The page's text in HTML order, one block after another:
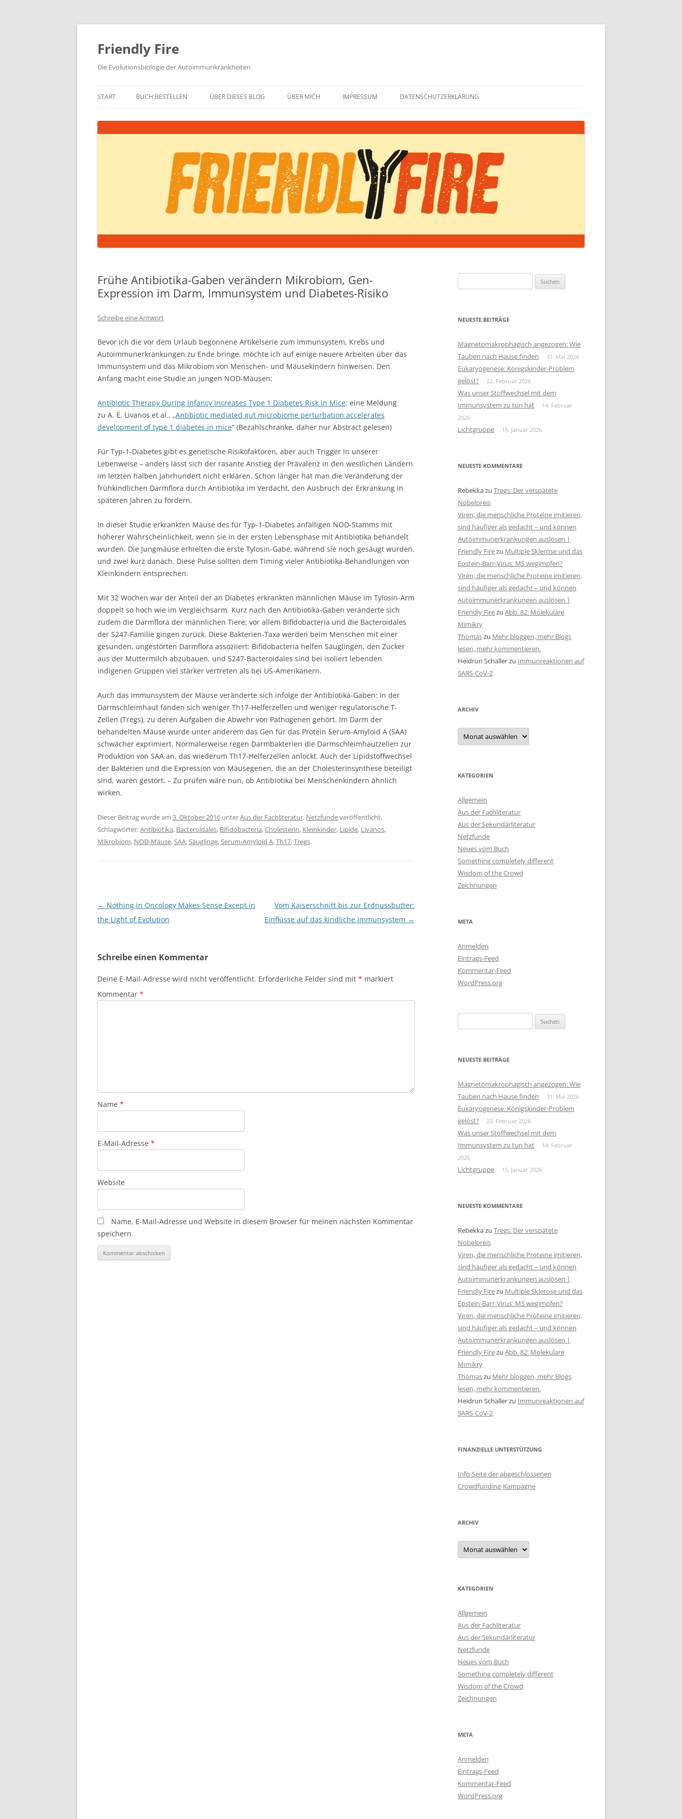
Zum
springen
Friendly Fire
Die Evolutionsbiologie der Autoimmunkrankheiten
START BUCH BESTELLEN ÜBER DIESES BLOG ÜBER MICH IMPRESSUM DATENSCHUTZERKLÄRUNG
Frühe Antibiotika-Gaben verändern Mikrobiom, Gen-
Expression im Darm, Immunsystem und Diabetes-Risiko
Schreibe eine Antwort
Bevor ich die vor dem Urlaub begonnene Artikelserie zum Immunsystem, Krebs und
Autoimmunerkrankungen zu Ende bringe, möchte ich auf einige neuere Arbeiten über das
Immunsystem und das Mikrobiom von Menschen- und Mäusekindern hinweisen. Den
Anfang macht eine Studie an jungen NOD-Mäusen:
Antibiotic Therapy During Infancy Increases Type 1 Diabetes Risk in Mice: eine Meldung
zu A. E. Livanos et al., „Antibiotic mediated gut microbiome perturbation accelerates
development of type 1 diabetes in mice“ (Bezahlschranke, daher nur Abstract gelesen)
Für Typ-1-Diabetes gibt es genetische Risikofaktoren, aber auch Trigger in unserer
Lebenweise – anders lässt sich der rasante Anstieg der Prävalenz in den westlichen Ländern
im letzten halben Jahrhundert nicht erklären. Schon länger hat man die Veränderung der
frühkindlichen Darmflora durch Antibiotika im Verdacht, den Ausbruch der Erkrankung in
späteren Jahren zu fördern.
In dieser Studie erkrankten Mäuse des für Typ-1-Diabetes anfälligen NOD-Stamms mit
höherer Wahrscheinlichkeit, wenn sie in der ersten Lebensphase mit Antibiotika behandelt
wurden. Die Jungmäuse erhielten die erste Tylosin-Gabe, während sie noch gesäugt wurden,
und zwei kurz danach. Diese Pulse sollten dem Timing vieler Antibiotika-Behandlungen von
Kleinkindern entsprechen.
Mit 32 Wochen war der Anteil der an Diabetes erkrankten männlichen Mäuse im Tylosin-Arm
doppelt so hoch wie im Vergleichsarm. Kurz nach den Antibiotika-Gaben veränderte sich
zudem die Darmflora der männlichen Tiere; vor allem Bifidobacteria und die Bacteroidales
der S247-Familie gingen zurück. Diese Bakterien-Taxa werden beim Menschen mit einer
gesunden, ungestörten Darmflora assoziiert: Bifidobacteria helfen Säuglingen, den Zucker
aus der Muttermilch abzubauen, und S247-Bacteroidales sind bei isoliert lebenden
indigenen Gruppen viel stärker vertreten als bei US-Amerikanern.
Auch das Immunsystem der Mäuse veränderte sich infolge der Antibiotika-Gaben: In der
Darmschleimhaut fanden sich weniger Th17-Helferzellen und weniger regulatorische T-
Zellen (Tregs), zu deren Aufgaben die Abwehr von Pathogenen gehört. Im Darm der
behandelten Mäuse wurde unter anderem das Gen für das Protein Serum-Amyloid A (SAA)
schwächer exprimiert. Normalerweise regen Darmbakterien die Darmschleimhautzellen zur
Produktion von SAA an, das wiederum Th17-Helferzellen anlockt. Auch der Lipidstoffwechsel
der Bakterien und die Expression von Mäusegenen, die an der Cholesterinsynthese beteiligt
sind, waren gestört. – Zu prüfen wäre nun, ob Antibiotika bei Menschenkindern ähnlich
wirken.
Dieser Beitrag wurde am 3. Oktober 2016 unterAus der Fachliteratur, Netzfundeveröffentlicht.
Schlagwörter:Antibiotika, Bacteroidales, Bifidobacteria,Cholesterin, Kleinkinder, Lipide, Livanos,
Mikrobiom, NOD-Mäuse,SAA,Säuglinge,Serum-Amyloid A,Th17,Tregs.
Beitragsnavigation
← Nothing in Oncology Makes Sense Except in
the Light of Evolution
Vom Kaiserschnitt bis zur Erdnussbutter:
Einflüsse auf das kindliche Immunsystem →
Schreibe einen Kommentar
Deine E-Mail-Adresse wird nicht veröffentlicht. Erforderliche Felder sind mit * markiert
Kommentar *
Name *
E-Mail-Adresse *
Website
Name, E-Mail-Adresse und Website in diesem Browser für meinen nächsten Kommentar
speichern.
nach:
NEUESTE BEITRÄGE
Magnetomakrophagisch angezogen: Wie
Tauben nach Hause finden
31. Mai 2026
Eukaryogenese: Königskinder-Problem
gelöst?
22. Februar 2026
Was unser Stoffwechsel mit dem
Immunsystem zu tun hat
14. Februar
2026
Lichtgruppe 15. Januar 2026
NEUESTE KOMMENTARE
Rebekkazu Tregs: Der verspätete
Nobelpreis
Viren, die menschliche Proteine imitieren,
sind häufiger als gedacht – und können
Autoimmunerkrankungen auslösen |
Friendly Firezu Multiple Sklerose und das
Epstein-Barr-Virus: MS wegimpfen?
Viren, die menschliche Proteine imitieren,
sind häufiger als gedacht – und können
Autoimmunerkrankungen auslösen |
Friendly Firezu Abb. 82: Molekulare
Mimikry
Thomaszu Mehr bloggen, mehr Blogs
lesen, mehr kommentieren.
Heidrun Schallerzu Immunreaktionen auf
SARS-CoV-2
ARCHIV
Archiv
KATEGORIEN
Allgemein
Aus der Fachliteratur
Aus der Sekundärliteratur
Netzfunde
Neues vom Buch
Something completely different
Wisdom of the Crowd
Zeichnungen
META
Anmelden
Eintrags-Feed
Kommentar-Feed
WordPress.org
nach:
NEUESTE BEITRÄGE
Magnetomakrophagisch angezogen: Wie
Tauben nach Hause finden
31. Mai 2026
Eukaryogenese: Königskinder-Problem
gelöst?
22. Februar 2026
Was unser Stoffwechsel mit dem
Immunsystem zu tun hat
14. Februar
2026
Lichtgruppe 15. Januar 2026
NEUESTE KOMMENTARE
Rebekkazu Tregs: Der verspätete
Nobelpreis
Viren, die menschliche Proteine imitieren,
sind häufiger als gedacht – und können
Autoimmunerkrankungen auslösen |
Friendly Firezu Multiple Sklerose und das
Epstein-Barr-Virus: MS wegimpfen?
Viren, die menschliche Proteine imitieren,
sind häufiger als gedacht – und können
Autoimmunerkrankungen auslösen |
Friendly Firezu Abb. 82: Molekulare
Mimikry
Thomaszu Mehr bloggen, mehr Blogs
lesen, mehr kommentieren.
Heidrun Schallerzu Immunreaktionen auf
SARS-CoV-2
FINANZIELLE UNTERSTÜTZUNG
Info-Seite der abgeschlossenen
Crowdfunding-Kampagne
ARCHIV
Archiv
KATEGORIEN
Allgemein
Aus der Fachliteratur
Aus der Sekundärliteratur
Netzfunde
Neues vom Buch
Something completely different
Wisdom of the Crowd
Zeichnungen
META
Anmelden
Eintrags-Feed
Kommentar-Feed
WordPress.org